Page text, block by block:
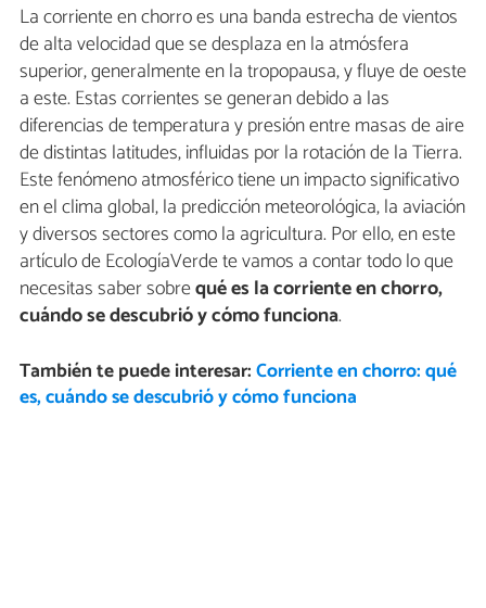
La corriente en chorro es una banda estrecha de vientos
de alta velocidad que se desplaza en la atmósfera
superior, generalmente en la tropopausa, y fluye de oeste
a este. Estas corrientes se generan debido a las
diferencias de temperatura y presión entre masas de aire
de distintas latitudes, influidas por la rotación de la Tierra.
Este fenómeno atmosférico tiene un impacto significativo
en el clima global, la predicción meteorológica, la aviación
y diversos sectores como la agricultura. Por ello, en este
artículo de EcologíaVerde te vamos a contar todo lo que
necesitas saber sobrequé es la corriente en chorro,
cuándo se descubrió y cómo funciona.
También te puede interesar:Corriente en chorro: qué
es, cuándo se descubrió y cómo funciona